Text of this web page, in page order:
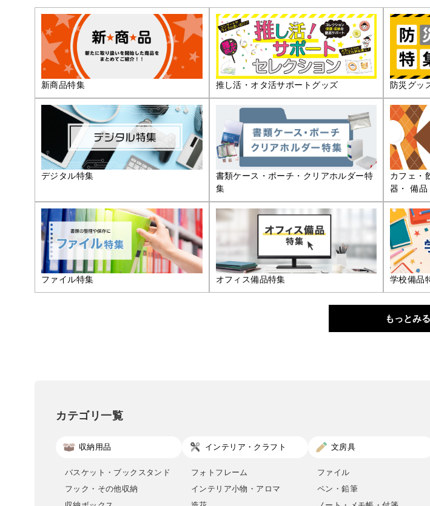
新商品特集 推し活・オタ活サポートグッズ 防災グッ
デジタル特集
書類ケース・ポーチ・クリアホルダー特
集
カフェ・
器・ 備品
ファイル特集 オフィス備品特集 学校備品
もっとみる
カテゴリ一覧
収納用品
バスケット・ブックスタンド
フック・その他収納
インテリア・クラフト
フォトフレーム
インテリア小物・アロマ
文房具
ファイル
ペン・鉛筆